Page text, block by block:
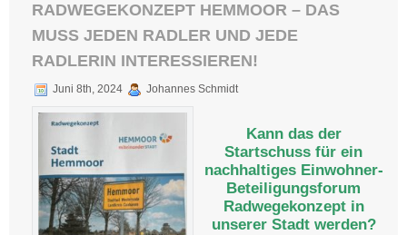
RADWEGEKONZEPT HEMMOOR – DAS
MUSS JEDEN RADLER UND JEDE
RADLERIN INTERESSIEREN!
Juni 8th, 2024 Johannes Schmidt
Kann das der
Startschuss für ein
nachhaltiges Einwohner-
Beteiligungsforum
Radwegekonzept in
unserer Stadt werden?